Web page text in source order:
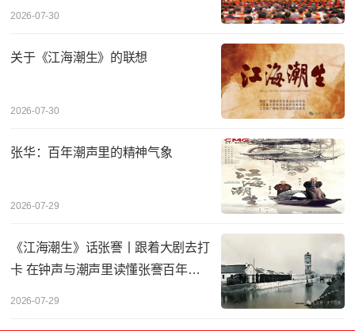
2026-07-30
关于《江海潮生》的联想
2026-07-30
张华：百年潮声里的精神气象
2026-07-29
《江海潮生》话张謇丨‌跟着大剧去打
卡 在钟声与潮声里读懂张謇百年实
2026-07-29